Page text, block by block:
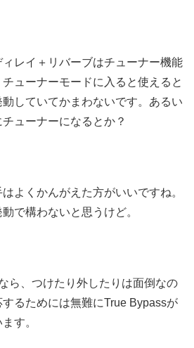
レイ＋リバーブはチューナー機能
ューナーモードに入ると使えると
していてかまわないです。あるい
ューナーになるとか？
よくかんがえた方がいいですね。
で構わないと思うけど。
ら、つけたり外したりは面倒なの
るためには無難にTrue Bypassが
す。